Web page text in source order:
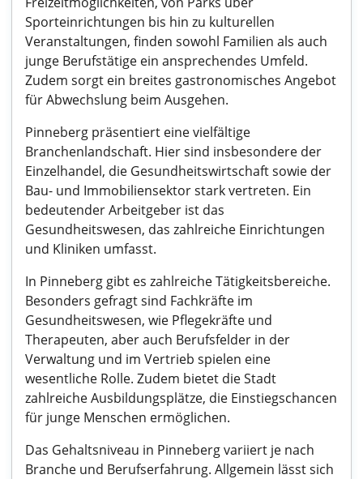
Sporteinrichtungen bis hin zu kulturellen
Veranstaltungen, finden sowohl Familien als auch
junge Berufstätige ein ansprechendes Umfeld.
Zudem sorgt ein breites gastronomisches Angebot
für Abwechslung beim Ausgehen.
Pinneberg präsentiert eine vielfältige
Branchenlandschaft. Hier sind insbesondere der
Einzelhandel, die Gesundheitswirtschaft sowie der
Bau- und Immobiliensektor stark vertreten. Ein
bedeutender Arbeitgeber ist das
Gesundheitswesen, das zahlreiche Einrichtungen
und Kliniken umfasst.
In Pinneberg gibt es zahlreiche Tätigkeitsbereiche.
Besonders gefragt sind Fachkräfte im
Gesundheitswesen, wie Pflegekräfte und
Therapeuten, aber auch Berufsfelder in der
Verwaltung und im Vertrieb spielen eine
wesentliche Rolle. Zudem bietet die Stadt
zahlreiche Ausbildungsplätze, die Einstiegschancen
für junge Menschen ermöglichen.
Das Gehaltsniveau in Pinneberg variiert je nach
Branche und Berufserfahrung. Allgemein lässt sich